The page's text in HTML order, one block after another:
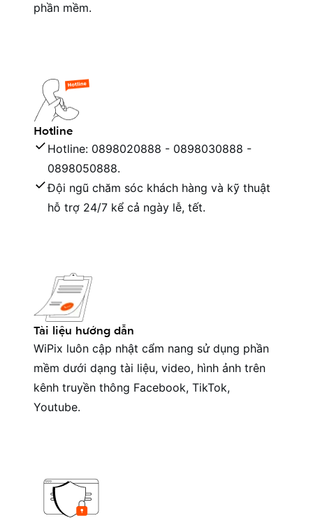
phần mềm.
Hotline
Hotline: 0898020888 - 0898030888 -
0898050888.
Đội ngũ chăm sóc khách hàng và kỹ thuật
hỗ trợ 24/7 kể cả ngày lễ, tết.
Tài liệu hướng dẫn
WiPix luôn cập nhật cẩm nang sử dụng phần
mềm dưới dạng tài liệu, video, hình ảnh trên
kênh truyền thông Facebook, TikTok,
Youtube.